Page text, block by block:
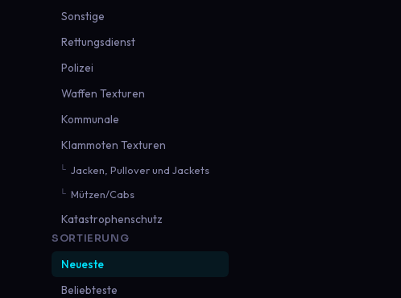
Sonstige
Rettungsdienst
Polizei
Waffen Texturen
Kommunale
Klammoten Texturen
Jacken, Pullover und Jackets
Mützen/Cabs
Katastrophenschutz
SORTIERUNG
Neueste
Beliebteste